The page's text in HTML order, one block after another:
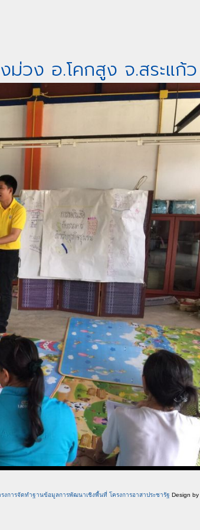
ม่วง อ.โคกสูง จ.สระแก้ว
รงการจัดทำฐานข้อมูลการพัฒนาเชิงพื้นที่ โครงการอาสาประชารัฐ Design by